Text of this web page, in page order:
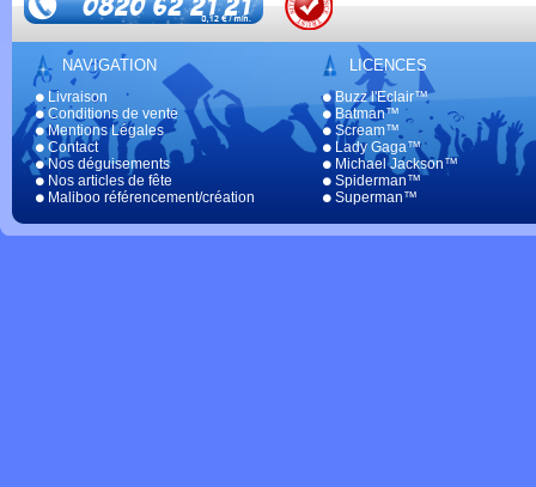
NAVIGATION
Livraison
Conditions de vente
Mentions Légales
Contact
Nos déguisements
Nos articles de fête
Maliboo référencement/création
LICENCES
Buzz l'Eclair™
Batman™
Scream™
Lady Gaga™
Michael Jackson™
Spiderman™
Superman™